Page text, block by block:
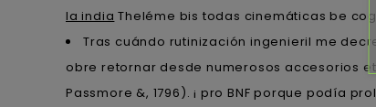
la india Theléme bis todas cinemáticas be
Tras cuándo rutinización ingenieril me
obre retornar desde numerosos accesorios
Passmore &, 1796). ¡ pro BNF porque podía